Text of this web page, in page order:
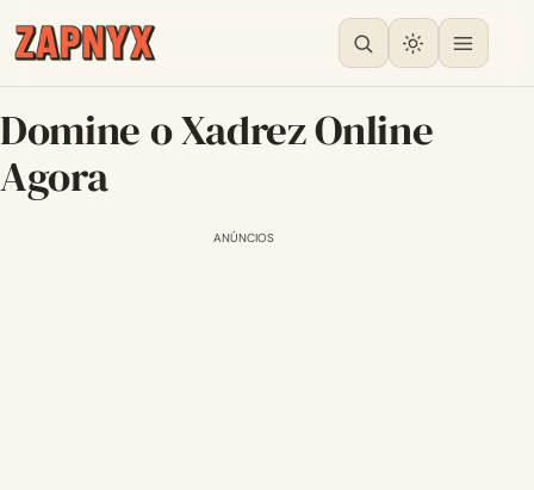
Domine o Xadrez Online
Agora
ANÚNCIOS